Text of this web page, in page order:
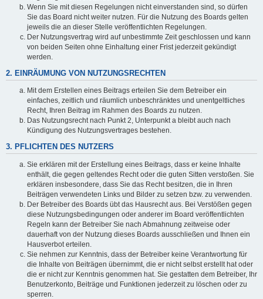
Wenn Sie mit diesen Regelungen nicht einverstanden sind, so dürfen
Sie das Board nicht weiter nutzen. Für die Nutzung des Boards gelten
jeweils die an dieser Stelle veröffentlichten Regelungen.
Der Nutzungsvertrag wird auf unbestimmte Zeit geschlossen und kann
von beiden Seiten ohne Einhaltung einer Frist jederzeit gekündigt
werden.
2. EINRÄUMUNG VON NUTZUNGSRECHTEN
Mit dem Erstellen eines Beitrags erteilen Sie dem Betreiber ein
einfaches, zeitlich und räumlich unbeschränktes und unentgeltliches
Recht, Ihren Beitrag im Rahmen des Boards zu nutzen.
Das Nutzungsrecht nach Punkt 2, Unterpunkt a bleibt auch nach
Kündigung des Nutzungsvertrages bestehen.
3. PFLICHTEN DES NUTZERS
Sie erklären mit der Erstellung eines Beitrags, dass er keine Inhalte
enthält, die gegen geltendes Recht oder die guten Sitten verstoßen. Sie
erklären insbesondere, dass Sie das Recht besitzen, die in Ihren
Beiträgen verwendeten Links und Bilder zu setzen bzw. zu verwenden.
Der Betreiber des Boards übt das Hausrecht aus. Bei Verstößen gegen
diese Nutzungsbedingungen oder anderer im Board veröffentlichten
Regeln kann der Betreiber Sie nach Abmahnung zeitweise oder
dauerhaft von der Nutzung dieses Boards ausschließen und Ihnen ein
Hausverbot erteilen.
Sie nehmen zur Kenntnis, dass der Betreiber keine Verantwortung für
die Inhalte von Beiträgen übernimmt, die er nicht selbst erstellt hat oder
die er nicht zur Kenntnis genommen hat. Sie gestatten dem Betreiber, Ihr
Benutzerkonto, Beiträge und Funktionen jederzeit zu löschen oder zu
sperren.